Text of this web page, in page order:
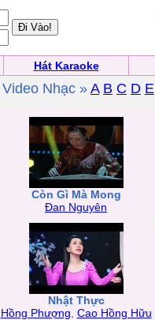
Hát Karaoke
Video Nhạc » A B C D E
Còn Gì Mà Mong
Đan Nguyên
Nhật Thực
Hồng Phượng Cao Hồng Hữu